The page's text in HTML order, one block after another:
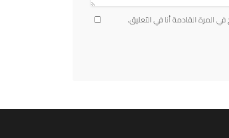
المرة القادمة أنا في التعليق.